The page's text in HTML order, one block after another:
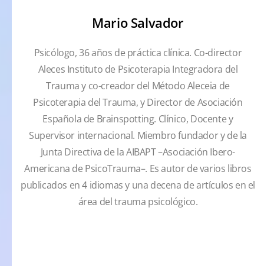
Mario Salvador
Psicólogo, 36 años de práctica clínica. Co-director
Aleces Instituto de Psicoterapia Integradora del
Trauma y co-creador del Método Aleceia de
Psicoterapia del Trauma, y Director de Asociación
Española de Brainspotting. Clínico, Docente y
Supervisor internacional. Miembro fundador y de la
Junta Directiva de la ​AIBAPT –Asociación Ibero-
Americana de PsicoTrauma–. Es autor de varios libros
publicados en 4 idiomas y una decena de artículos en el
área del trauma psicológico.